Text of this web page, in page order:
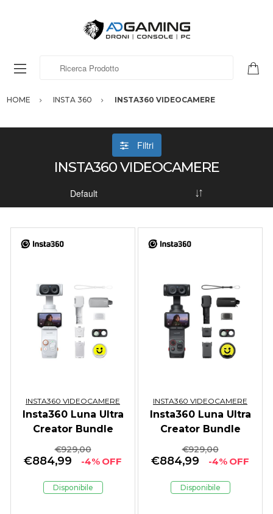
HOME INSTA 360 INSTA360 VIDEOCAMERE
Filtri
INSTA360 VIDEOCAMERE
INSTA360 VIDEOCAMERE
Insta360 Luna Ultra
Creator Bundle
White - GARANZIA
ITALIA
€929,00
€884,99 -4% OFF
Disponibile
INSTA360 VIDEOCAMERE
Insta360 Luna Ultra
Creator Bundle
Black - GARANZIA
ITALIA
€929,00
€884,99 -4% OFF
Disponibile